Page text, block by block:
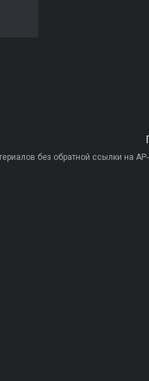
без обратной ссылки на